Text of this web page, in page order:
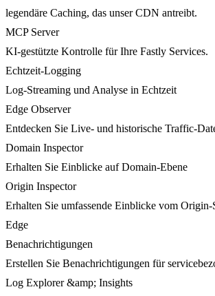
legendäre Caching, das unser CDN antreibt.
MCP Server
KI-gestützte Kontrolle für Ihre Fastly Services.
Echtzeit-Logging
Log-Streaming und Analyse in Echtzeit
Edge Observer
Entdecken Sie Live- und historische Traffic-
Domain Inspector
Erhalten Sie Einblicke auf Domain-Ebene
Origin Inspector
Erhalten Sie umfassende Einblicke vom Origin-
Edge
Benachrichtigungen
Erstellen Sie Benachrichtigungen für
Log Explorer &amp; Insights